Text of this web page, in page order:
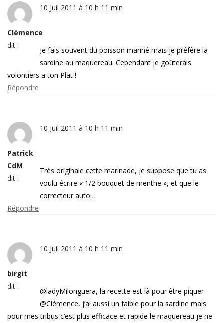
Clémence
dit :
10 Juil 2011 à 10 h 11 min
Je fais souvent du poisson mariné mais je préfère la
sardine au maquereau. Cependant je goûterais
volontiers a ton Plat !
Répondre
Patrick
CdM
dit :
10 Juil 2011 à 10 h 11 min
Très originale cette marinade, je suppose que tu as
voulu écrire « 1/2 bouquet de menthe », et que le
correcteur auto…
Répondre
birgit
dit :
10 Juil 2011 à 10 h 11 min
@ladyMilonguera, la recette est là pour être piquer
@Clémence, j’ai aussi un faible pour la sardine mais
pour mes tribus c’est plus efficace et rapide le maquereau je ne